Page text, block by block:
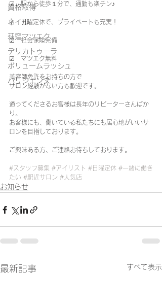
資格取得
ネイル
荻窪マツエク
デリカトゥーラ
ボリュームラッシュ
パリジェンヌ
☑　駅から徒歩１分で、通勤も楽チン♪
☑　日曜定休で、プライベートも充実！
☑　社会保険完備
☑　マツエク無料
美容師免許をお持ちの方で
サロン経験がない方も歓迎です。
通ってくださるお客様は長年のリピーターさんばか
り。
お客様にも、働いている私たちにも居心地がいいサ
ロンを目指しております。
ご興味ある方、ご連絡お待ちしております。
#スタッフ募集 #アイリスト #日曜定休 #一緒に働き
たい #駅近サロン #人気店
お知らせ
最新記事 すべて表示